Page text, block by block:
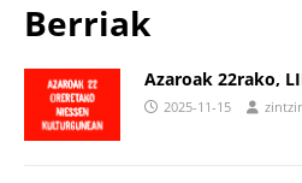
Berriak
Azaroak 22rako,
2025-11-15